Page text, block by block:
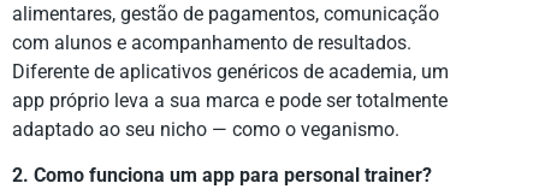
alimentares, gestão de pagamentos, comunicação
com alunos e acompanhamento de resultados.
Diferente de aplicativos genéricos de academia, um
app próprio leva a sua marca e pode ser totalmente
adaptado ao seu nicho — como o veganismo.
2. Como funciona um app para personal trainer?